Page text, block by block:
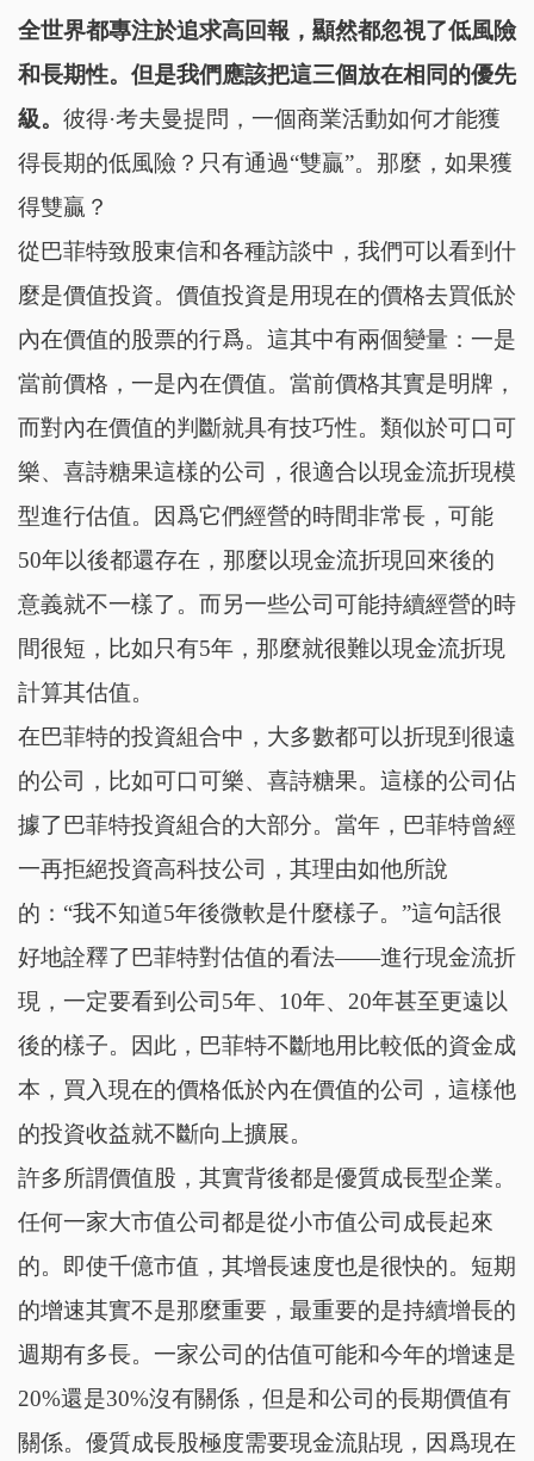
全世界都專注於追求高回報，顯然都忽視了低風險
和長期性。但是我們應該把這三個放在相同的優先
級。 彼得·考夫曼提問，一個商業活動如何才能獲
得長期的低風險？只有通過“雙贏”。那麼，如果獲
得雙贏？
從巴菲特致股東信和各種訪談中，我們可以看到什
麼是價值投資。價值投資是用現在的價格去買低於
內在價值的股票的行爲。這其中有兩個變量：一是
當前價格，一是內在價值。當前價格其實是明牌，
而對內在價值的判斷就具有技巧性。類似於可口可
樂、喜詩糖果這樣的公司，很適合以現金流折現模
型進行估值。因爲它們經營的時間非常長，可能
50年以後都還存在，那麼以現金流折現回來後的
意義就不一樣了。而另一些公司可能持續經營的時
間很短，比如只有5年，那麼就很難以現金流折現
計算其估值。
在巴菲特的投資組合中，大多數都可以折現到很遠
的公司，比如可口可樂、喜詩糖果。這樣的公司佔
據了巴菲特投資組合的大部分。當年，巴菲特曾經
一再拒絕投資高科技公司，其理由如他所說
的：“我不知道5年後微軟是什麼樣子。”這句話很
好地詮釋了巴菲特對估值的看法——進行現金流折
現，一定要看到公司5年、10年、20年甚至更遠以
後的樣子。因此，巴菲特不斷地用比較低的資金成
本，買入現在的價格低於內在價值的公司，這樣他
的投資收益就不斷向上擴展。
許多所謂價值股，其實背後都是優質成長型企業。
任何一家大市值公司都是從小市值公司成長起來
的。即使千億市值，其增長速度也是很快的。短期
的增速其實不是那麼重要，最重要的是持續增長的
週期有多長。一家公司的估值可能和今年的增速是
20%還是30%沒有關係，但是和公司的長期價值有
關係。優質成長股極度需要現金流貼現，因爲現在